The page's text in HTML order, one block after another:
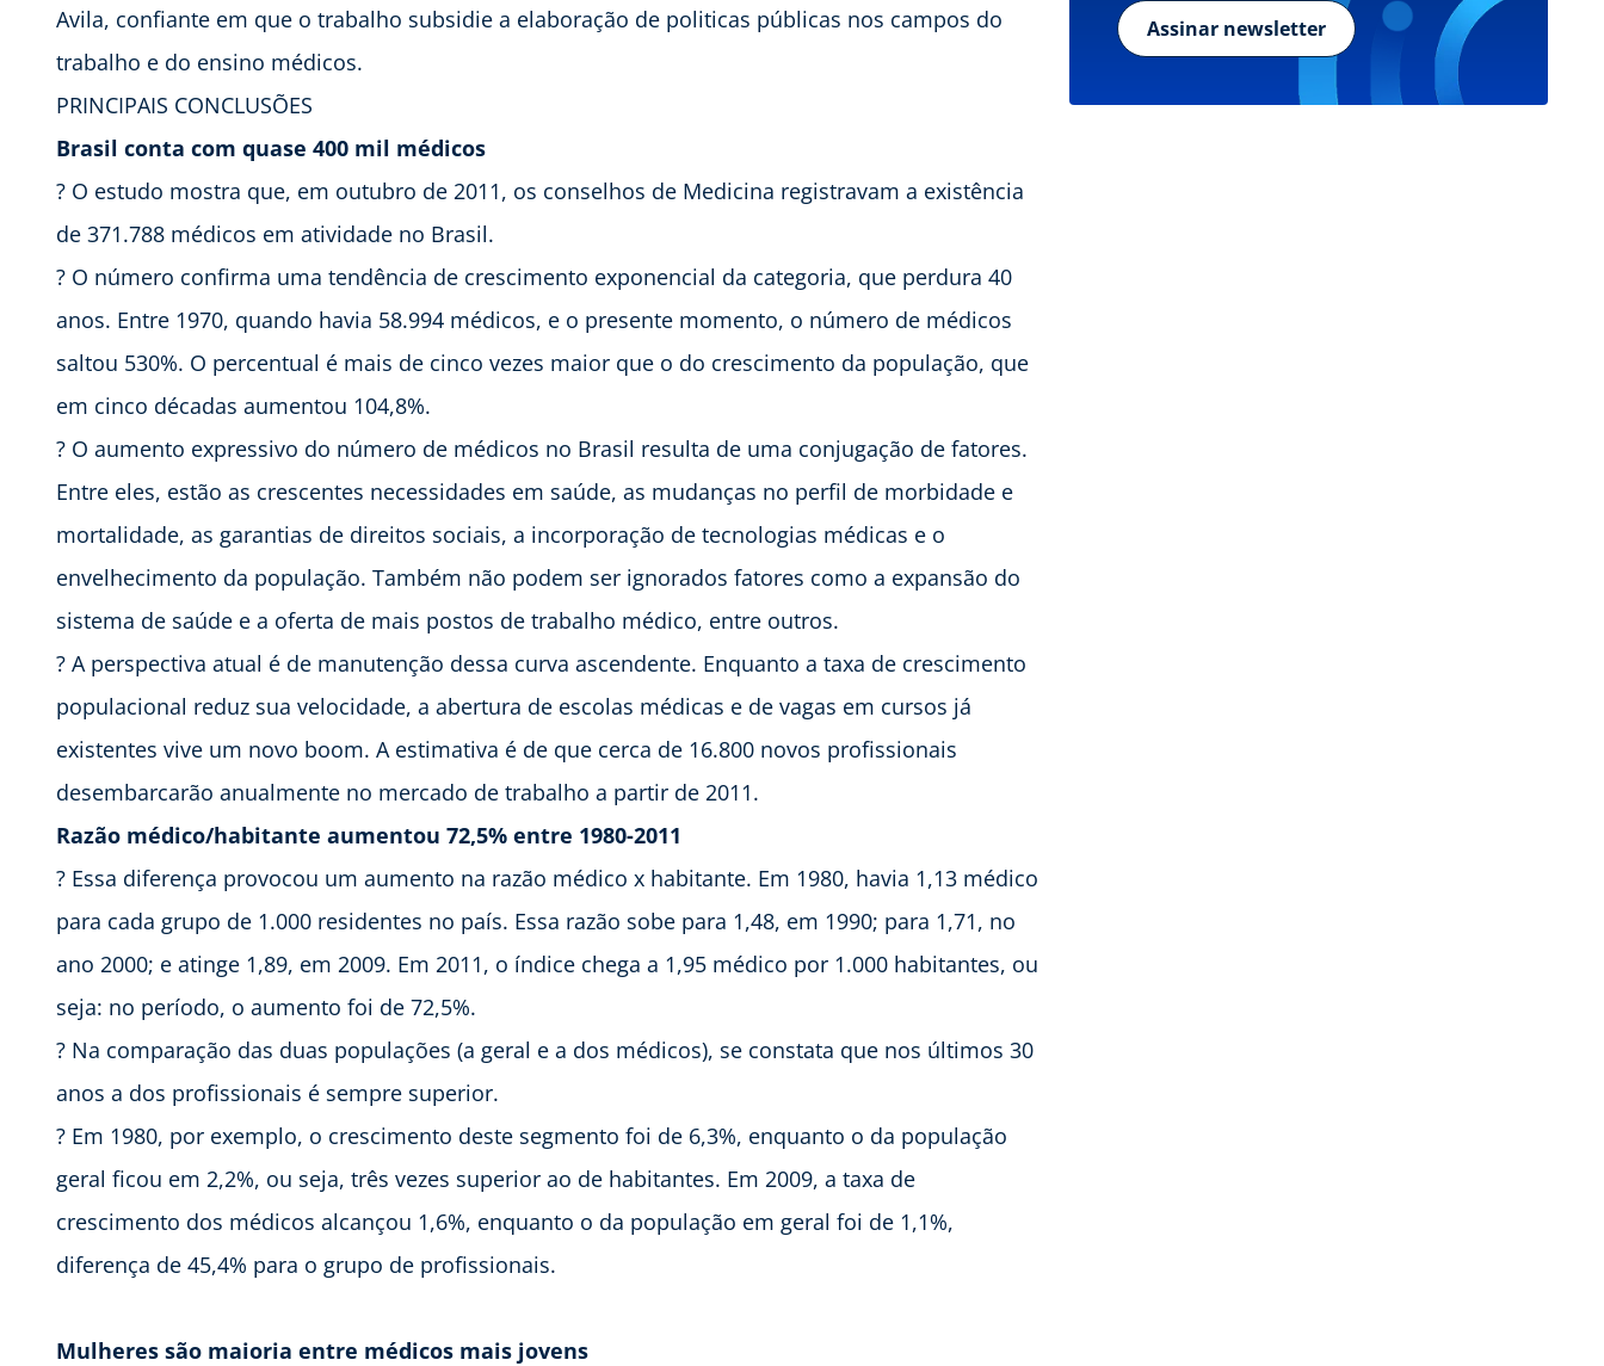
Avila, confiante em que o trabalho subsidie a elaboração de politicas públicas nos campos do
trabalho e do ensino médicos.
PRINCIPAIS CONCLUSÕES
Brasil conta com quase 400 mil médicos
? O estudo mostra que, em outubro de 2011, os conselhos de Medicina registravam a existência
de 371.788 médicos em atividade no Brasil.
? O número confirma uma tendência de crescimento exponencial da categoria, que perdura 40
anos. Entre 1970, quando havia 58.994 médicos, e o presente momento, o número de médicos
saltou 530%. O percentual é mais de cinco vezes maior que o do crescimento da população, que
em cinco décadas aumentou 104,8%.
? O aumento expressivo do número de médicos no Brasil resulta de uma conjugação de fatores.
Entre eles, estão as crescentes necessidades em saúde, as mudanças no perfil de morbidade e
mortalidade, as garantias de direitos sociais, a incorporação de tecnologias médicas e o
envelhecimento da população. Também não podem ser ignorados fatores como a expansão do
sistema de saúde e a oferta de mais postos de trabalho médico, entre outros.
? A perspectiva atual é de manutenção dessa curva ascendente. Enquanto a taxa de crescimento
populacional reduz sua velocidade, a abertura de escolas médicas e de vagas em cursos já
existentes vive um novo boom. A estimativa é de que cerca de 16.800 novos profissionais
desembarcarão anualmente no mercado de trabalho a partir de 2011.
Razão médico/habitante aumentou 72,5% entre 1980-2011
? Essa diferença provocou um aumento na razão médico x habitante. Em 1980, havia 1,13 médico
para cada grupo de 1.000 residentes no país. Essa razão sobe para 1,48, em 1990; para 1,71, no
ano 2000; e atinge 1,89, em 2009. Em 2011, o índice chega a 1,95 médico por 1.000 habitantes, ou
seja: no período, o aumento foi de 72,5%.
? Na comparação das duas populações (a geral e a dos médicos), se constata que nos últimos 30
anos a dos profissionais é sempre superior.
? Em 1980, por exemplo, o crescimento deste segmento foi de 6,3%, enquanto o da população
geral ficou em 2,2%, ou seja, três vezes superior ao de habitantes. Em 2009, a taxa de
crescimento dos médicos alcançou 1,6%, enquanto o da população em geral foi de 1,1%,
diferença de 45,4% para o grupo de profissionais.
Mulheres são maioria entre médicos mais jovens
Assinar newsletter